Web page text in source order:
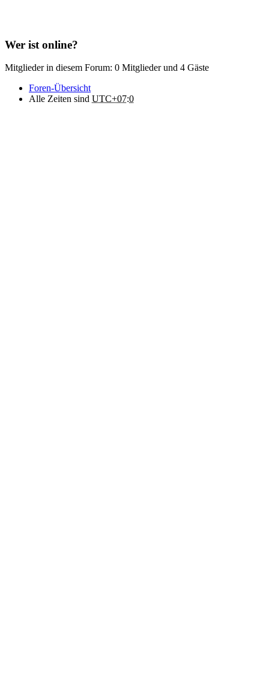
Wer ist online?
Mitglieder in diesem Forum: 0 Mitglieder und 4 Gäste
Foren-Übersicht
Alle Zeiten sind UTC+07:0